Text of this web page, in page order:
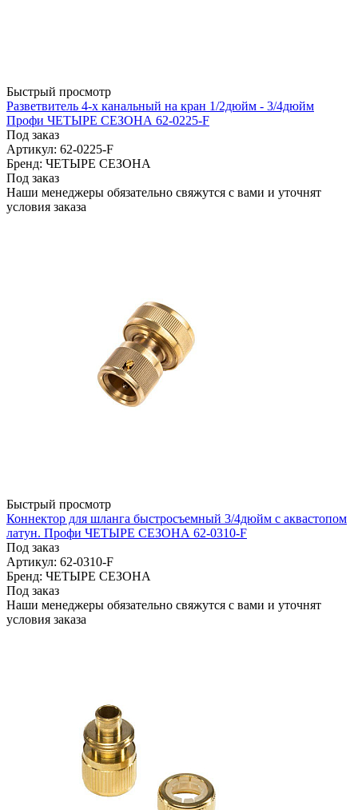
Быстрый просмотр
Разветвитель 4-х канальный на кран 1/2дюйм - 3/4дюйм
Профи ЧЕТЫРЕ СЕЗОНА 62-0225-F
Под заказ
Артикул: 62-0225-F
Бренд: ЧЕТЫРЕ СЕЗОНА
Под заказ
Наши менеджеры обязательно свяжутся с вами и уточнят
условия заказа
Быстрый просмотр
Коннектор для шланга быстросъемный 3/4дюйм с аквастопом
латун. Профи ЧЕТЫРЕ СЕЗОНА 62-0310-F
Под заказ
Артикул: 62-0310-F
Бренд: ЧЕТЫРЕ СЕЗОНА
Под заказ
Наши менеджеры обязательно свяжутся с вами и уточнят
условия заказа